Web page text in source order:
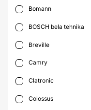
Bomann
BOSCH bela tehnika
Breville
Camry
Clatronic
Colossus